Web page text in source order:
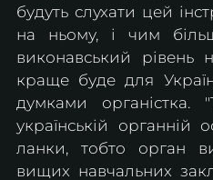
будуть слухати цей
на ньому, і чим
виконавський рівень
краще буде для
думками
українській органній
ланки, тобто орган
вищих навчальних